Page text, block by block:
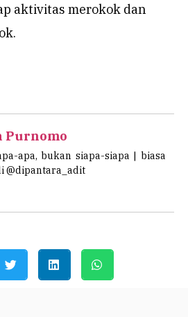
aktivitas merokok dan
Purnomo
apa, bukan siapa-siapa | biasa
@dipantara_adit